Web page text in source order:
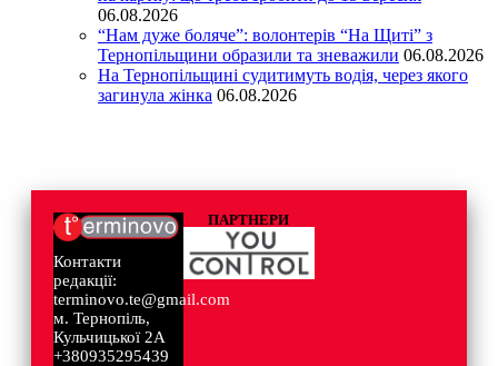
06.08.2026
“Нам дуже боляче”: волонтерів “На Щиті” з
Тернопільщини образили та зневажили 06.08.2026
На Тернопільщині судитимуть водія, через якого
загинула жінка 06.08.2026
Контакти
редакції:
terminovo.te@gmail.com
м. Тернопіль,
Кульчицької 2А
+380935295439
ПАРТНЕРИ